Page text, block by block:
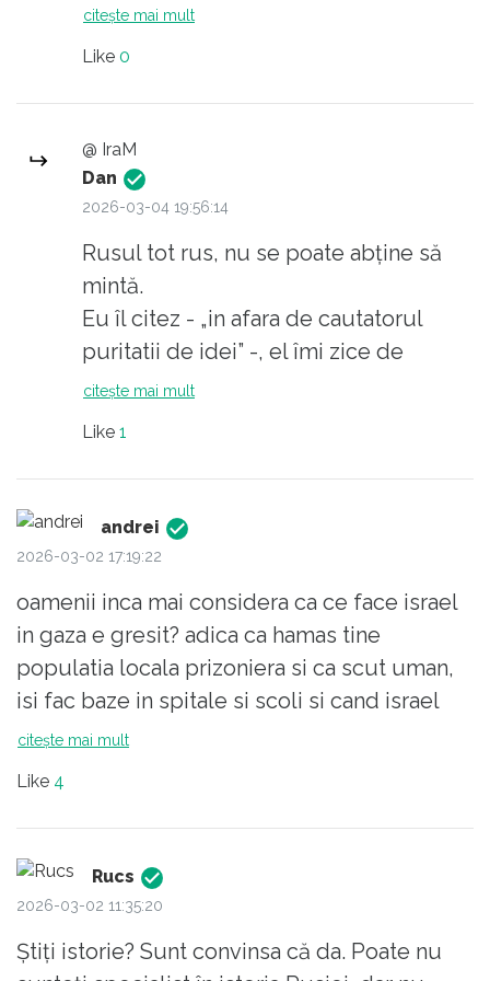
citește mai mult
Like 0
@ IraM
Dan
2026-03-04 19:56:14
Rusul tot rus, nu se poate abține să
mintă.
Eu îl citez - „in afara de cautatorul
puritatii de idei” -, el îmi zice de
„sinonimul fanatic din dex”, adică FIX
știu ce scrie în dicționarele rusești,
dar la noi este așa:
PURÍSM s. n. Tendință de a elimina
străine de structura ei. – Din fr.
purisme.
Sursa: Dicționarul explicativ al limbii
române, ediția a II-a |
PURÍSM n. lingv. Tendință de
limbii române |
PURÍSM s.n. Tendință exagerată și
formalistă de a înlătura din limbă
toate elementele socotite străine. ◊
citește mai mult
Like 1
andrei
2026-03-02 17:19:22
oamenii inca mai considera ca ce face israel
in gaza e gresit? adica ca hamas tine
populatia locala prizoniera si ca scut uman,
isi fac baze in spitale si scoli si cand israel
trebuie sa raspunda sar toti si urla? aia nu e
citește mai mult
Like 4
Rucs
2026-03-02 11:35:20
Știți istorie? Sunt convinsa că da. Poate nu